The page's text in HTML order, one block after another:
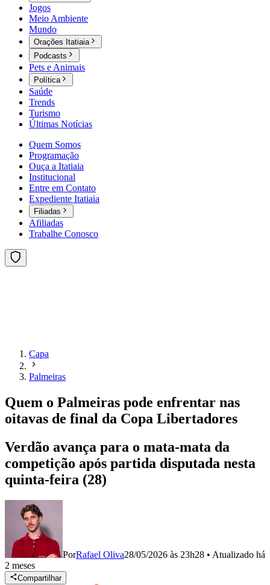
Jogos
Meio Ambiente
Mundo
Orações Itatiaia
Podcasts
Pets e Animais
Política
Saúde
Trends
Turismo
Últimas Notícias
Quem Somos
Programação
Ouça a Itatiaia
Institucional
Entre em Contato
Expediente Itatiaia
Filiadas
Afiliadas
Trabalhe Conosco
Capa
Palmeiras
Quem o Palmeiras pode enfrentar nas
oitavas de final da Copa Libertadores
Verdão avança para o mata-mata da
competição após partida disputada nesta
quinta-feira (28)
PorRafael Oliva28/05/2026 às 23h28 • Atualizado há
2 meses
Compartilhar